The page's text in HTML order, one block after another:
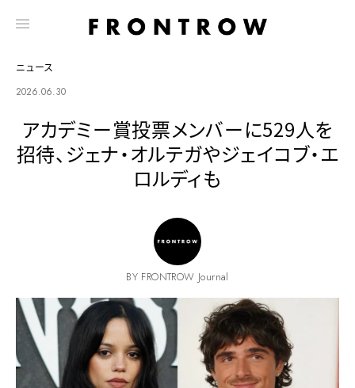
ニュース
2026.06.30
アカデミー賞投票メンバーに529人を
招待、ジェナ・オルテガやジェイコブ・エ
ロルディも
BY FRONTROW Journal